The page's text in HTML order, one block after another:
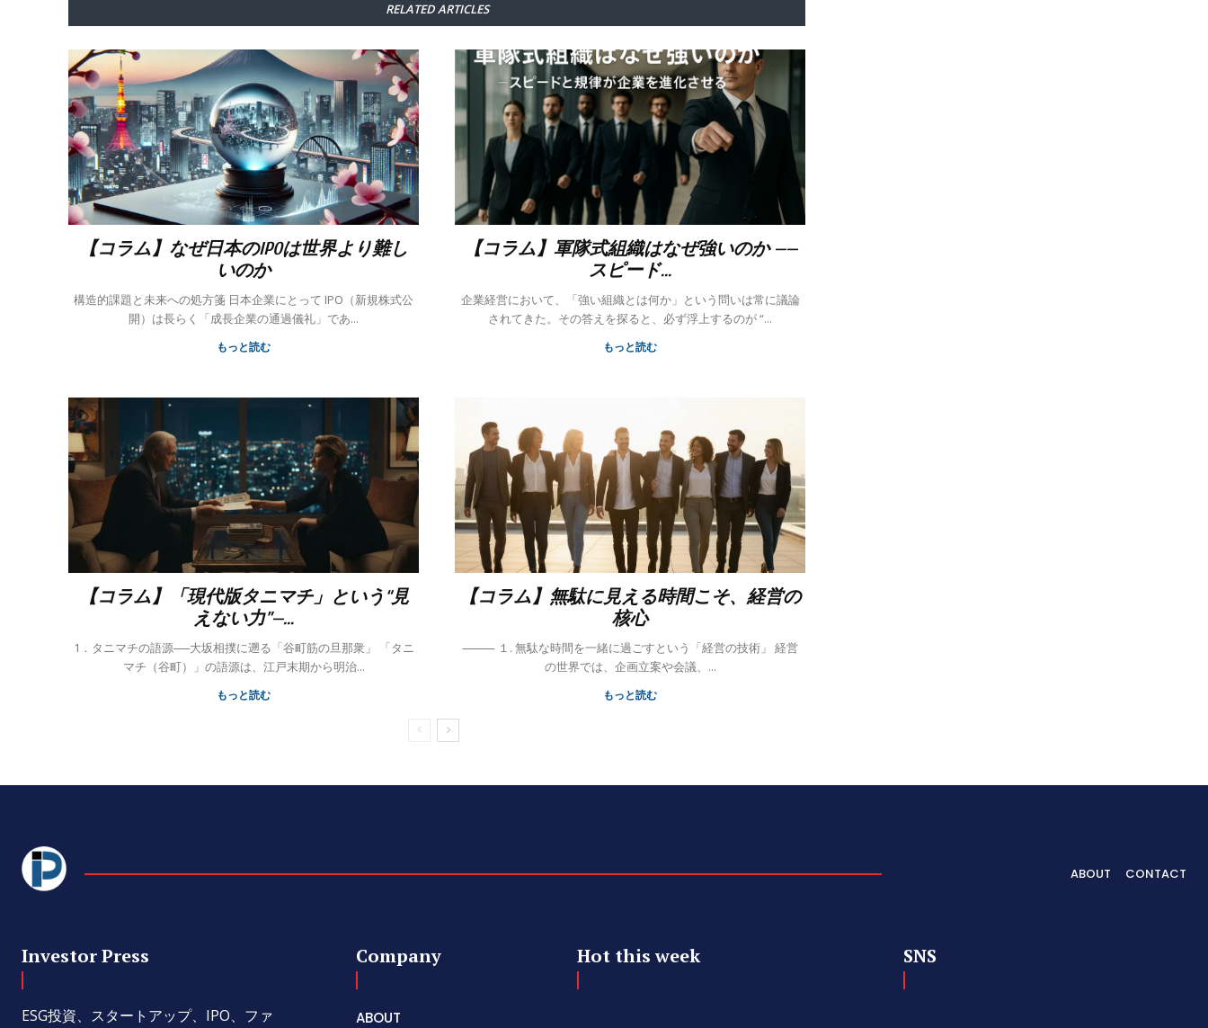
RELATED ARTICLES
【コラム】なぜ日本のIPOは世界より難し
いのか
構造的課題と未来への処方箋 日本企業にとって IPO（新規株式公
開）は長らく「成長企業の通過儀礼」であ...
もっと読む
【コラム】軍隊式組織はなぜ強いのか ——
スピード...
企業経営において、「強い組織とは何か」という問いは常に議論
されてきた。その答えを探ると、必ず浮上するのが “...
もっと読む
【コラム】「現代版タニマチ」という“見
えない力”—...
1．タニマチの語源──大坂相撲に遡る「谷町筋の旦那衆」 「タニ
マチ（谷町）」の語源は、江戸末期から明治...
もっと読む
【コラム】無駄に見える時間こそ、経営の
核心
⸻ １. 無駄な時間を一緒に過ごすという「経営の技術」 経営
の世界では、企画立案や会議、...
もっと読む
ABOUT CONTACT
Investor Press
ESG投資、スタートアップ、IPO、ファ
Company
ABOUT
Hot this week SNS